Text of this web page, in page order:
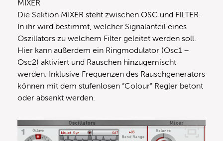
MIXER
Die Sektion MIXER steht zwischen OSC und FILTER.
In ihr wird bestimmt, welcher Signalanteil eines
Oszillators zu welchem Filter geleitet werden soll.
Hier kann außerdem ein Ringmodulator (Osc1 –
Osc2) aktiviert und Rauschen hinzugemischt
werden. Inklusive Frequenzen des Rauschgenerators
können mit dem stufenlosen “Colour” Regler betont
oder absenkt werden.